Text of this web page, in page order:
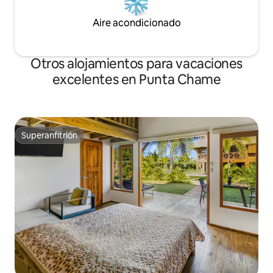
Aire acondicionado
Otros alojamientos para vacaciones
excelentes en Punta Chame
Superanfitrión
Superanfitrión